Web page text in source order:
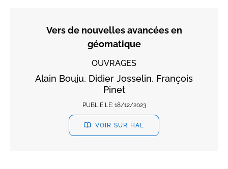
Vers de nouvelles avancées en
géomatique
OUVRAGES
Alain Bouju, Didier Josselin, François
Pinet
PUBLIÉ LE: 18/12/2023
VOIR SUR HAL